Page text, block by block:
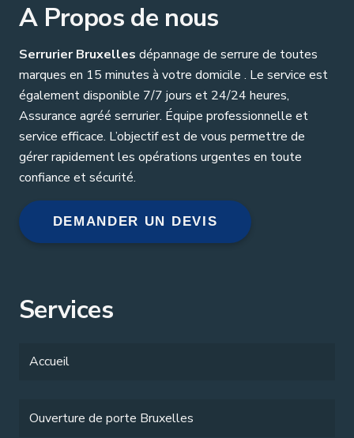
A Propos de nous
Serrurier Bruxelles dépannage de serrure de toutes
marques en 15 minutes à votre domicile . Le service est
également disponible 7/7 jours et 24/24 heures,
Assurance agréé serrurier. Équipe professionnelle et
service efficace. L’objectif est de vous permettre de
gérer rapidement les opérations urgentes en toute
confiance et sécurité.
DEMANDER UN DEVIS
Services
Accueil
Ouverture de porte Bruxelles